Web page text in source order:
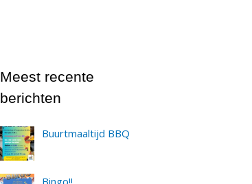
Meest recente
berichten
Buurtmaaltijd BBQ
Bingo!!